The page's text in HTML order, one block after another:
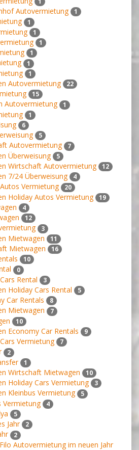
Autovermietung 1
1
1
1
1
1
1
Autovermietung 22
15
Autovermietung 1
1
6
5
Autovermietung 7
Überweisung 5
Wirtschaft Autovermietung 12
7/24 Überweisung 4
Vermietung 20
Holiday Autos Vermietung 19
4
12
3
Mietwagen 11
Mietwagen 16
10
0
Rental 3
Holiday Cars Rental 5
Car Rentals 8
Mietwagen 7
10
Economy Car Rentals 9
Vermietung 7
2
1
Wirtschaft Mietwagen 10
Holiday Cars Vermietung 3
Kleinbus Vermietung 5
Vermietung 4
5
Jahr 2
2
Autovermietung im neuen Jahr